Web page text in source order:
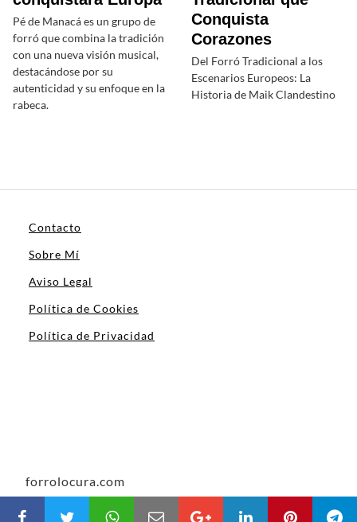
Pé de Manacá es un grupo de
forró que combina la tradición
con una nueva visión musical,
destacándose por su
autenticidad y su enfoque en la
rabeca.
Conquista
Corazones
Del Forró Tradicional a los
Escenarios Europeos: La
Historia de Maik Clandestino
Contacto
Sobre Mí
Aviso Legal
Política de Cookies
Política de Privacidad
forrolocura.com